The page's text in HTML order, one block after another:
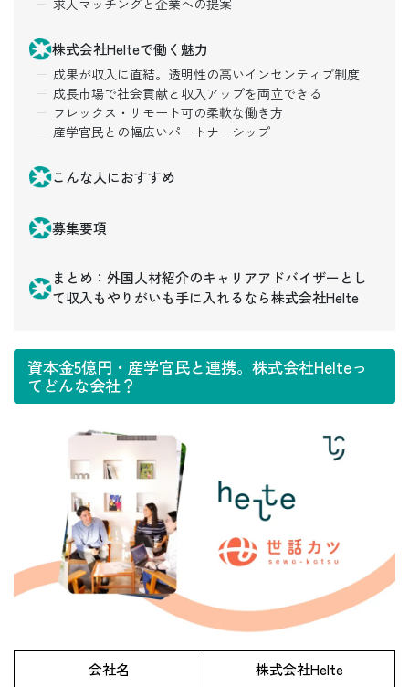
求人マッチングと企業への提案
株式会社Helteで働く魅力
成果が収入に直結。透明性の高いインセンティブ制度
成長市場で社会貢献と収入アップを両立できる
フレックス・リモート可の柔軟な働き方
産学官民との幅広いパートナーシップ
こんな人におすすめ
募集要項
まとめ：外国人材紹介のキャリアアドバイザーとし
て収入もやりがいも手に入れるなら株式会社Helte
資本金5億円・産学官民と連携。株式会社Helteっ
てどんな会社？
会社名 株式会社Helte